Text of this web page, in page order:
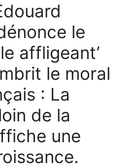
le
affligeant’
le moral
: La
de la
une